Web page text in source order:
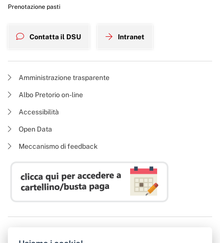
Prenotazione pasti
Contatta il DSU Intranet
Amministrazione trasparente
Albo Pretorio on-line
Accessibilità
Open Data
Meccanismo di feedback